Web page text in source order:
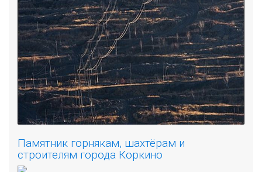
Памятник горнякам, шахтёрам и
строителям города Коркино